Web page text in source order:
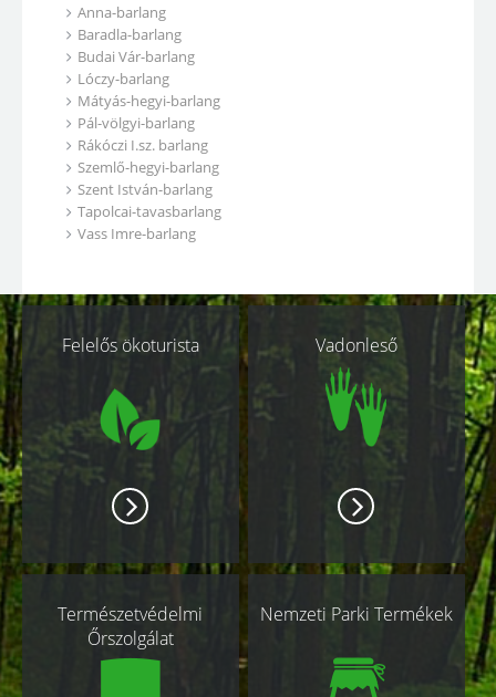
Anna-barlang
Baradla-barlang
Budai Vár-barlang
Lóczy-barlang
Mátyás-hegyi-barlang
Pál-völgyi-barlang
Rákóczi I.sz. barlang
Szemlő-hegyi-barlang
Szent István-barlang
Tapolcai-tavasbarlang
Vass Imre-barlang
Kapcsolódó
oldalakFelelős ökoturista Vadonleső
Természetvédelmi
Őrszolgálat
Nemzeti Parki Termékek